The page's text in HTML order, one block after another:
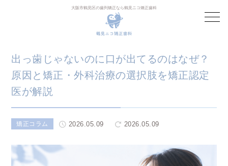
大阪市鶴見区の歯列矯正なら鶴見ニコ矯正歯科
出っ歯じゃないのに口が出てるのはなぜ？
原因と矯正・外科治療の選択肢を矯正認定
医が解説
矯正コラム 2026.05.09 2026.05.09